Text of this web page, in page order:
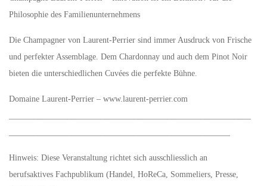
Philosophie des Familienunternehmens
Die Champagner von Laurent-Perrier sind immer Ausdruck von Frische
und perfekter Assemblage. Dem Chardonnay und auch dem Pinot Noir
bieten die unterschiedlichen Cuvées die perfekte Bühne.
Domaine Laurent-Perrier – www.laurent-perrier.com
Hinweis: Diese Veranstaltung richtet sich ausschliesslich an
berufsaktives Fachpublikum (Handel, HoReCa, Sommeliers, Presse,